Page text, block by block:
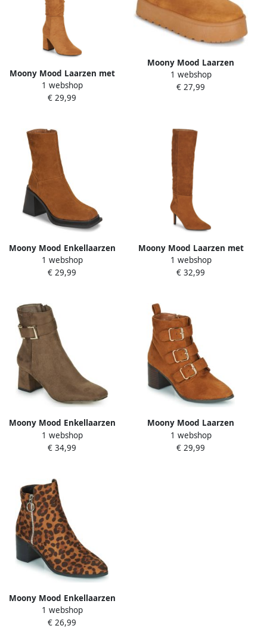
Moony Mood Laarzen met
hakken LAURILYN
1 webshop
€ 29,99
Moony Mood Laarzen
LEANNE
1 webshop
€ 27,99
Moony Mood Enkellaarzen
NEW05
1 webshop
€ 29,99
Moony Mood Laarzen met
hakken NEW08
1 webshop
€ 32,99
Moony Mood Enkellaarzen
VERONICA
1 webshop
€ 34,99
Moony Mood Laarzen
PAOLA
1 webshop
€ 29,99
Moony Mood Enkellaarzen
PETROLIA
1 webshop
€ 26,99